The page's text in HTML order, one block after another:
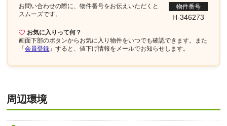
お気に入りって何？
画面下部のボタンからお気に入り物件をいつでも確認できます。また
「会員登録 」すると、値下げ情報をメールでお知らせします。
お問い合わせの際に、物件番号をお伝えいただくと
スムーズです。
物件番号
H-346273
周辺環境